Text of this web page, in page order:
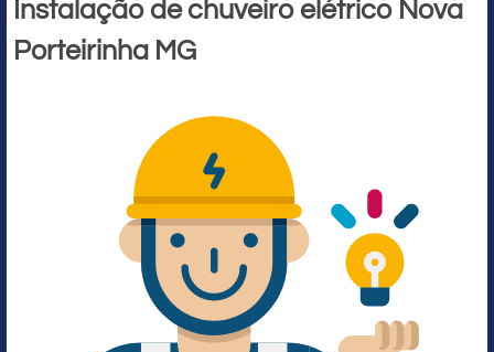
Instalação de chuveiro elétrico Nova
Porteirinha MG